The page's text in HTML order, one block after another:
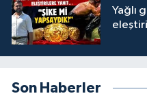
Yağlı
Son Haberler